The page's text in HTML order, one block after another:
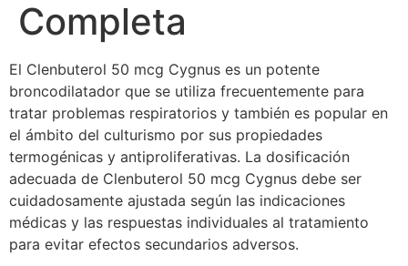
Completa
El Clenbuterol 50 mcg Cygnus es un potente
broncodilatador que se utiliza frecuentemente para
tratar problemas respiratorios y también es popular en
el ámbito del culturismo por sus propiedades
termogénicas y antiproliferativas. La dosificación
adecuada de Clenbuterol 50 mcg Cygnus debe ser
cuidadosamente ajustada según las indicaciones
médicas y las respuestas individuales al tratamiento
para evitar efectos secundarios adversos.